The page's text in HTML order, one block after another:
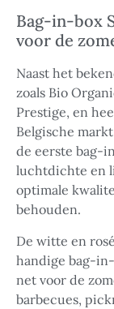
Bag-in-box
voor de
Naast het
zoals Bio
Prestige, en
Belgische
de eerste bag-
luchtdichte en
optimale
behouden.
De witte en
handige bag-
net voor de
barbecues,